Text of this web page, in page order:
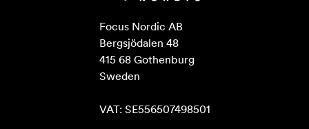
Focus Nordic AB
Bergsjödalen 48
415 68 Gothenburg
Sweden
VAT: SE556507498501